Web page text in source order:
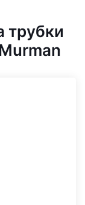
трубки